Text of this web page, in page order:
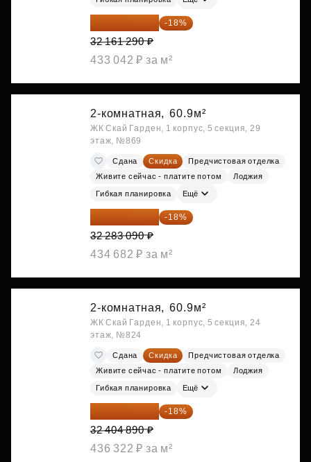
26 372 258 ₽ -18%
32 161 290 ₽
433 042 ₽ за м²
2-комнатная, 60.9м²
ЖК Скай Гарден, 1 корпус, 5 секция, 29
этаж, №869
Сдана Скидка
Предчистовая отделка
Живите сейчас - платите потом
Лоджия
Гибкая планировка Ещё
26 472 134 ₽ -18%
32 283 090 ₽
434 682 ₽ за м²
2-комнатная, 60.9м²
ЖК Скай Гарден, 1 корпус, 5 секция, 24
этаж, №824
Сдана Скидка
Предчистовая отделка
Живите сейчас - платите потом
Лоджия
Гибкая планировка Ещё
26 572 010 ₽ -18%
32 404 890 ₽
436 322 ₽ за м²